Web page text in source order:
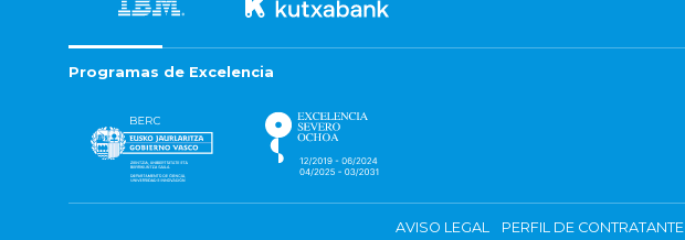
Programas de Excelencia
AVISO LEGAL PERFIL DE CONTRATANTE